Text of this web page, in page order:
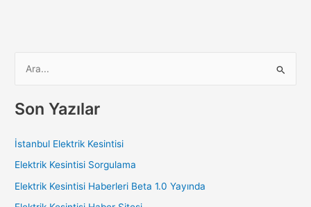
r
o
Son Yazılar
İstanbul Elektrik Kesintisi
Elektrik Kesintisi Sorgulama
Elektrik Kesintisi Haberleri Beta 1.0 Yayında